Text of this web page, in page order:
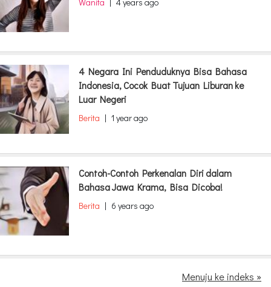
Wanita | 4 years ago
4 Negara Ini Penduduknya Bisa Bahasa
Indonesia, Cocok Buat Tujuan Liburan ke
Luar Negeri
Berita | 1 year ago
Contoh-Contoh Perkenalan Diri dalam
Bahasa Jawa Krama, Bisa Dicoba!
Berita | 6 years ago
Menuju ke indeks »